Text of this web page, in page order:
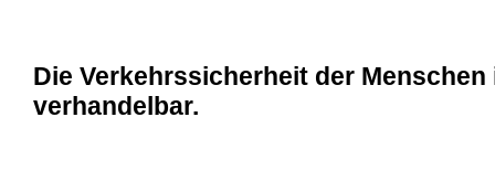
Die Verkehrssicherheit der
verhandelbar.